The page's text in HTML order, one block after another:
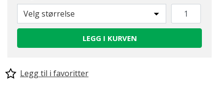
Velg størrelse
LEGG I KURVEN
Legg til i favoritter